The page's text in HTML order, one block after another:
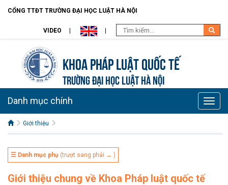
CỔNG TTĐT TRƯỜNG ĐẠI HỌC LUẬT HÀ NỘI
VIDEO
Khoa Pháp Luật Quốc Tế
TRƯỜNG ĐẠI HỌC LUẬT HÀ NỘI
Toggle
Danh mục chính
Giới thiệu
☰ Danh mục phụ (trượt sang phải → )
Giới thiệu chung về Khoa Pháp luật quốc tế